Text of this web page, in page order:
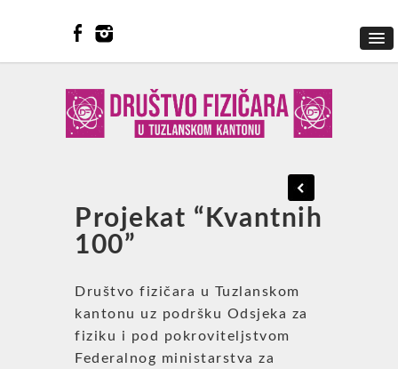
Projekat “Kvantnih
100”
Društvo fizičara u Tuzlanskom
kantonu uz podršku Odsjeka za
fiziku i pod pokroviteljstvom
Federalnog ministarstva za